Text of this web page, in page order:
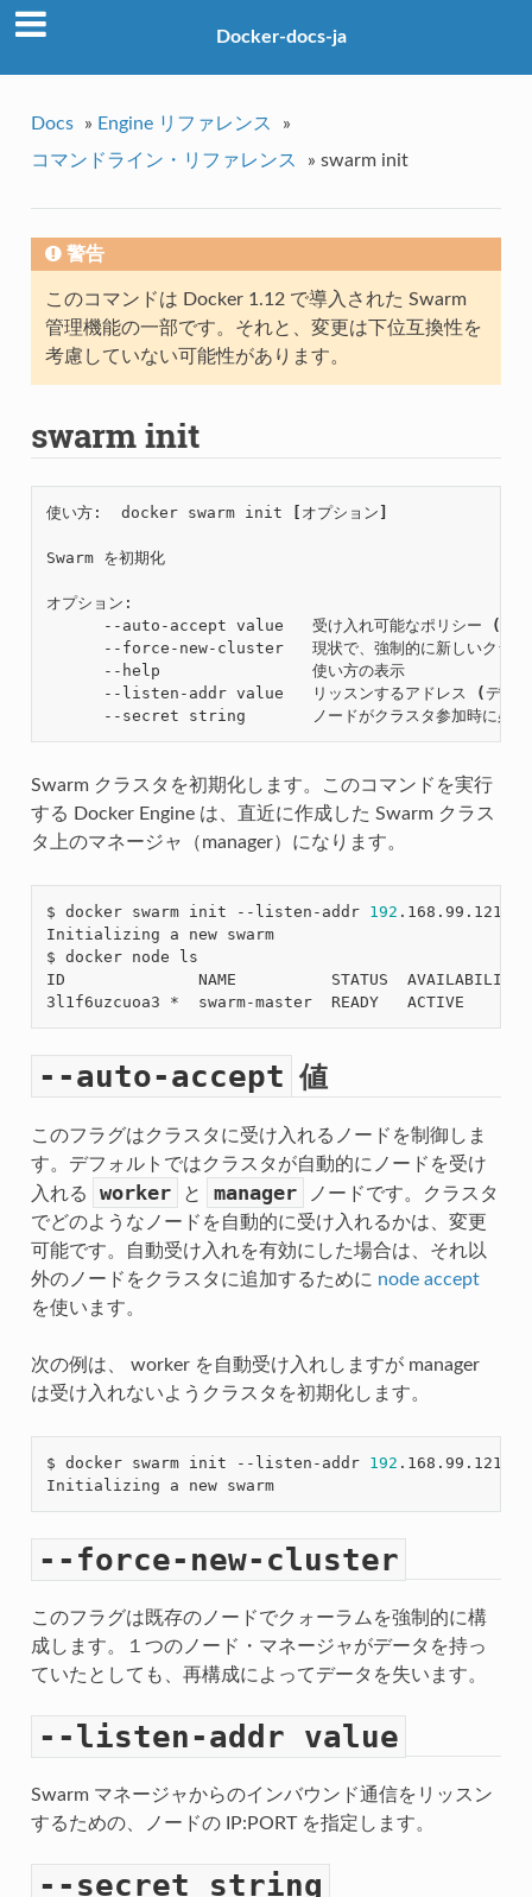
Docker-docs-ja
Docs » Engine リファレンス
»
コマンドライン・リファレンス
» swarm init
警告
このコマンドは Docker 1.12 で導入された Swarm
管理機能の一部です。それと、変更は下位互換性を
考慮していない可能性があります。
swarm init
使い方:  docker swarm init オプション
Swarm を初期化
オプション:
      --auto-accept value   受け入れ可能なポリシー
(
--force-new-cluster   現状で、強制的に新しいクラス
      --help                使い方の表示
      --listen-addr value   リッスンするアドレス
(デフ
Swarm クラスタを初期化します。このコマンドを実行
する Docker Engine は、直近に作成した Swarm クラス
タ上のマネージャ（manager）になります。
$ docker swarm init --listen-addr 192
Initializing a new swarm
$ docker node ls
ID              NAME          STATUS  AVAILABILITY/
--auto-accept 値
このフラグはクラスタに受け入れるノードを制御しま
す。デフォルトではクラスタが自動的にノードを受け
入れる
worker と manager
ノードです。クラスタ
でどのようなノードを自動的に受け入れるかは、変更
可能です。自動受け入れを有効にした場合は、それ以
外のノードをクラスタに追加するために node accept
を使います。
次の例は、 worker を自動受け入れしますが manager
は受け入れないようクラスタを初期化します。
$ docker swarm init --listen-addr 192
Initializing a new swarm
--force-new-cluster
このフラグは既存のノードでクォーラムを強制的に構
成します。１つのノード・マネージャがデータを持っ
ていたとしても、再構成によってデータを失います。
--listen-addr value
Swarm マネージャからのインバウンド通信をリッスン
するための、ノードの IP:PORT を指定します。
--secret string